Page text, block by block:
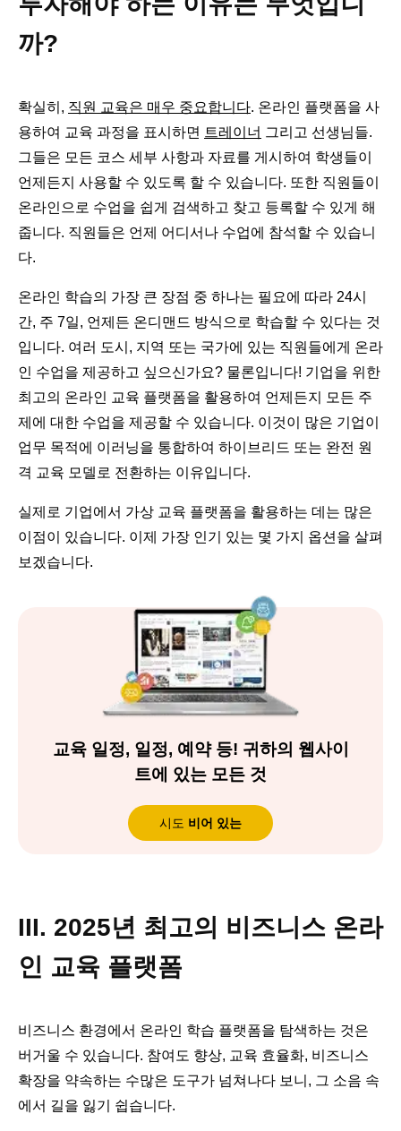
까?
확실히, 직원 교육은 매우 중요합니다. 온라인 플랫폼을 사
용하여 교육 과정을 표시하면 트레이너 그리고 선생님들.
그들은 모든 코스 세부 사항과 자료를 게시하여 학생들이
언제든지 사용할 수 있도록 할 수 있습니다. 또한 직원들이
온라인으로 수업을 쉽게 검색하고 찾고 등록할 수 있게 해
줍니다. 직원들은 언제 어디서나 수업에 참석할 수 있습니
다.
온라인 학습의 가장 큰 장점 중 하나는 필요에 따라 24시
간, 주 7일, 언제든 온디맨드 방식으로 학습할 수 있다는 것
입니다. 여러 도시, 지역 또는 국가에 있는 직원들에게 온라
인 수업을 제공하고 싶으신가요? 물론입니다! 기업을 위한
최고의 온라인 교육 플랫폼을 활용하여 언제든지 모든 주
제에 대한 수업을 제공할 수 있습니다. 이것이 많은 기업이
업무 목적에 이러닝을 통합하여 하이브리드 또는 완전 원
격 교육 모델로 전환하는 이유입니다.
실제로 기업에서 가상 교육 플랫폼을 활용하는 데는 많은
이점이 있습니다. 이제 가장 인기 있는 몇 가지 옵션을 살펴
보겠습니다.
교육 일정, 일정, 예약 등! 귀하의 웹사이
트에 있는 모든 것
시도 비어 있는
III. 2025년 최고의 비즈니스 온라
인 교육 플랫폼
비즈니스 환경에서 온라인 학습 플랫폼을 탐색하는 것은
버거울 수 있습니다. 참여도 향상, 교육 효율화, 비즈니스
확장을 약속하는 수많은 도구가 넘쳐나다 보니, 그 소음 속
에서 길을 잃기 쉽습니다.